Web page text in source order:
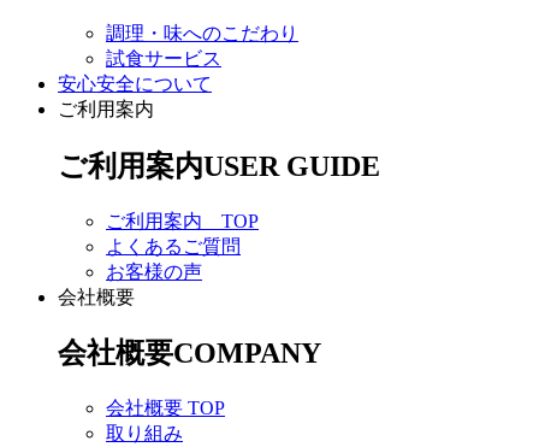
調理・味へのこだわり
試食サービス
安心安全について
ご利用案内
ご利用案内USER GUIDE
ご利用案内 TOP
よくあるご質問
お客様の声
会社概要
会社概要COMPANY
会社概要 TOP
取り組み